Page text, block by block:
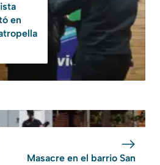
en
Masacre en el barrio San